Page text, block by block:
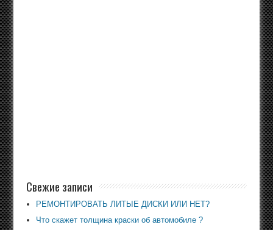
Свежие записи
РЕМОНТИРОВАТЬ ЛИТЫЕ ДИСКИ ИЛИ НЕТ?
Что скажет толщина краски об автомобиле ?